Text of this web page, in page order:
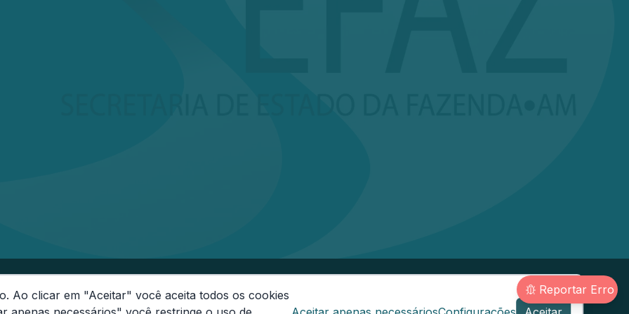
Segunda a Sexta das 08h às 14h Email: ouvidoria@sefaz.am.gov.br
Reportar Erro
Ao clicar em "Aceitar" você aceita todos os cookies